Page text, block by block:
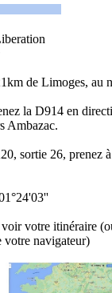
de Limoges, au
la D914 en
Ambazac.
sortie 26, prenez
votre itinéraire
votre navigateur)